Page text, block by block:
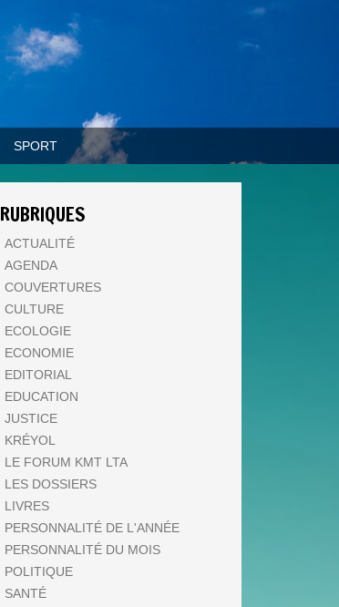
SPORT
RUBRIQUES
ACTUALITÉ
AGENDA
COUVERTURES
CULTURE
ECOLOGIE
ECONOMIE
EDITORIAL
EDUCATION
JUSTICE
KRÉYOL
LE FORUM KMT LTA
LES DOSSIERS
LIVRES
PERSONNALITÉ DE L'ANNÉE
PERSONNALITÉ DU MOIS
POLITIQUE
SANTÉ